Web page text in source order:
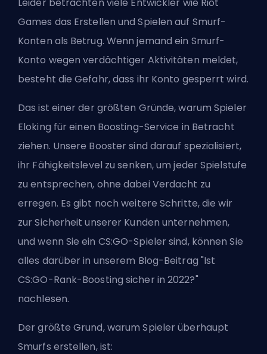
Games das Erstellen und Spielen auf Smurf-
Konten als Betrug. Wenn jemand ein Smurf-
Konto wegen verdächtiger Aktivitäten meldet,
besteht die Gefahr, dass ihr Konto gesperrt wird.
Das ist einer der größten Gründe, warum Spieler
Eloking für einen Boosting-Service in Betracht
ziehen. Unsere Booster sind darauf spezialisiert,
ihr Fähigkeitslevel zu senken, um jeder Spielstufe
zu entsprechen, ohne dabei Verdacht zu
erregen. Es gibt noch weitere Schritte, die wir
zur Sicherheit unserer Kunden unternehmen,
und wenn Sie ein CS:GO-Spieler sind, können Sie
alles darüber in unserem Blog-Beitrag "Ist
CS:GO-Rank-Boosting sicher in 2022?"
nachlesen.
Der größte Grund, warum Spieler überhaupt
Smurfs erstellen, ist: